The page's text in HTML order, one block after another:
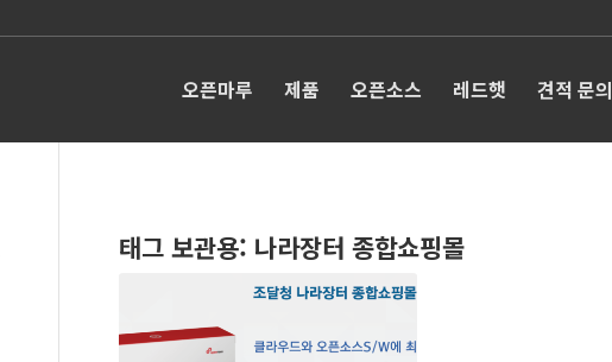
오픈마루 제품 오픈소스 레드햇 견적 문의
태그 보관용: 나라장터 종합쇼핑몰